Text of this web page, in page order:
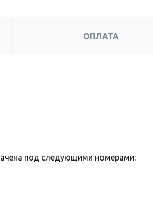
ОПЛАТА
под следующими номерами: